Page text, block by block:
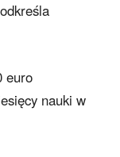
euro
nauki w